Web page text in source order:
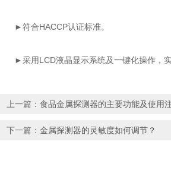
►符合HACCP认证标准。
►采用LCD液晶显示系统及一键化操作，实
上一篇： 食品金属探测器的主要功能及使用
下一篇： 金属探测器的灵敏度如何调节？